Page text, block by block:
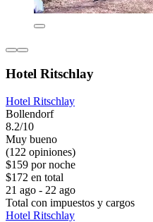
Hotel Ritschlay
Hotel Ritschlay
Bollendorf
8.2/10
Muy bueno
(122 opiniones)
$159 por noche
$172 en total
21 ago - 22 ago
Total con impuestos y cargos
Hotel Ritschlay